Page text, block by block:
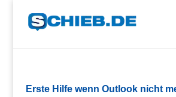
Erste Hilfe wenn Outlook nicht